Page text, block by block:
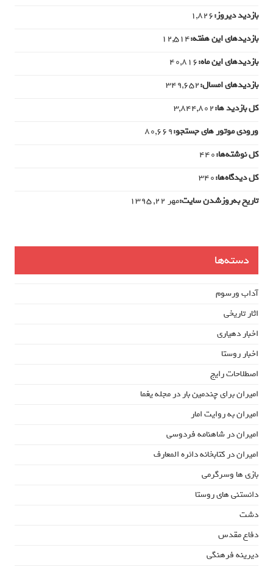
بازدید دیروز:1,826
بازدیدهای این هفته:12,514
بازدیدهای این ماه:40,816
بازدیدهای امسال:349,652
کل بازدید ها:3,844,802
ورودی‌ موتور های جستجو:80,669
کل نوشته‌ها:440
کل دیدگاه‌ها:340
تاریخ به‌روزشدن سایت:مهر ۲۲, ۱۳۹۵
دسته‌ها
آداب ورسوم
اثار تاریخی
اخبار دهیاری
اخبار روستا
اصطلاحات رایج
امیران برای چندمین بار در مجله یغما
امیران به روایت امار
امیران در شاهنامه فردوسی
امیران در کتابخانه دائره المعارف
بازی ها وسرگرمی
دانستنی های روستا
دشت
دفاع مقدس
دیرینه فرهنگی